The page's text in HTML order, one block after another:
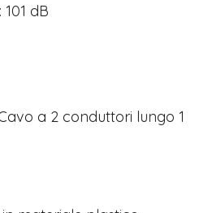
dB
a 2 conduttori lungo 1